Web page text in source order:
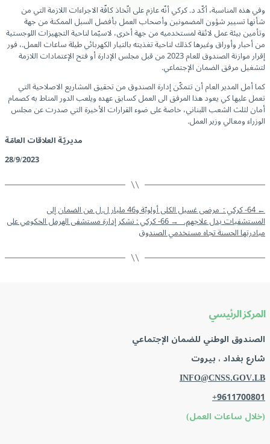
وفي هذه المناسبة، أكّد د. كركي أنّه عازم على اتّخاذ كافّة الاجراءات اللازمة التي من
شأنها تسيير شؤون المضمونين وأصحاب العمل بأفضل السبل الممكنة من جهة
وتأمين بيئة عمل لائقة لمستخدميه من جهة أخرى، لاسيّما لناحية التجهيزات اللوجستية
من أحبار وأوراق وغيرها كذلك لناحية تغذيته بالتيار الكهربائي طيلة ساعات العمل.، فور
إقرار موازنة الصندوق للعام 2023 من قبل مجلس الإدارة أو فتح الإعتمادات اللازمة
لتشغيل مرفق الضمان الإجتماعي.
كما أمل المدير العام أن تتمكّن إدارة الصندوق من تحقيق المشاريع الاصلاحية التي
تعمل عليها كي يعود هذا المرفق الى العمل كسابق عهده ويلعب الدور المناط به كصمام
أمان لثلث الشعب اللبناني، خاصة على ضوء القرارات الأخيرة التي صدرت عن مجلس
الوزراء ومعالي وزير العمل.
مديريّة العلاقات العامّة
28/9/2023
← 64- كركي : مرضى غسيل الكلى أولويّة و46 مليار ل.ل من الضمان إلى
المستشفيات بدل علاجهم.→ 66- كركي : نشكر إدارة مستشفى الهرمل الحكومي على
مبادرتها الحسنة تجاه مستخدمي الصندوق
المركز الرئيسي
الصندوق الوطني للضمان الإجتماعي
شارع بغداد ، بيروت
INFO@CNSS.GOV.LB
+9611700801
(خلال ساعات العمل)